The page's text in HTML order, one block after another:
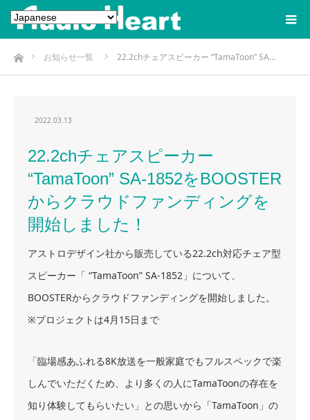
ホームお知らせ一覧 22.2chチェアスピーカー “TamaToon” SA…
2022.03.13
22.2chチェアスピーカー
“TamaToon” SA-1852をBOOSTER
からクラウドファンディングを
開始しました！
アストロデザイン社から販売している22.2ch対応チェア型
スピーカー「 “TamaToon” SA-1852」について、
BOOSTERからクラウドファンディングを開始しました。
※プロジェクトは4月15日まで
「臨場感あふれる8K放送を一般家庭でもフルスペックで楽
しんでいただくため、より多くの人にTamaToonの存在を
知り体験してもらいたい」との思いから「TamaToon」の